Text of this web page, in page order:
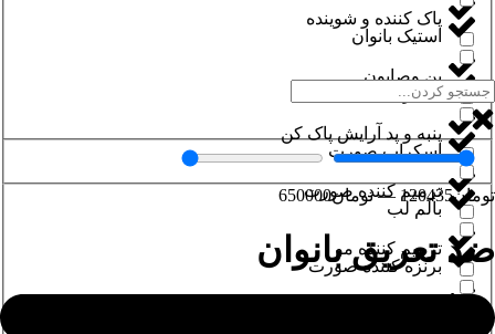
پاک کننده و شوینده
پن وصابون
پنبه و پد آرایش پاک کن
ترمیم کننده صورت
ترمیم کننده مو
استیک بانوان
اسکراب بدن
اسکراب صورت
بالم لب
برنزه کننده صورت
تومان120435
—تومان650000
ضد تعریق بانوان